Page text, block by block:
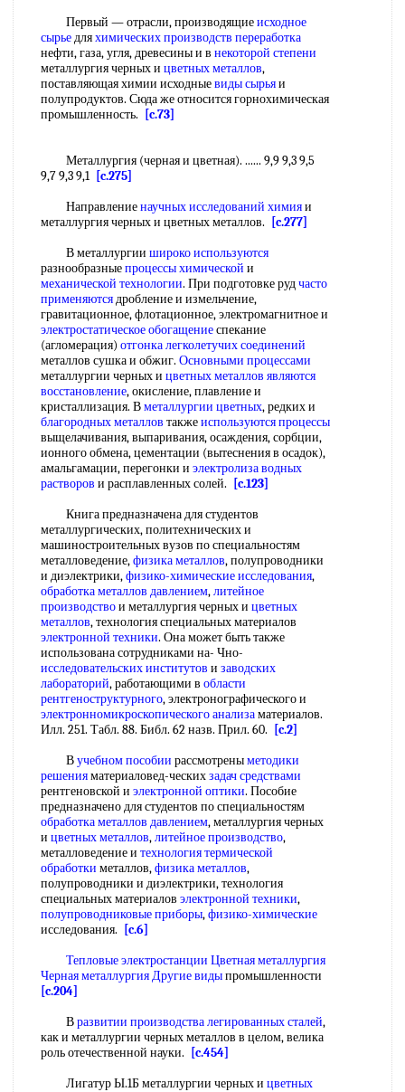
Первый — отрасли, производящиеисходное
сырьедляхимических производств переработка
нефти, газа, угля, древесины и в некоторой степени
металлургия черных и цветных металлов,
поставляющая химии исходныевиды сырьяи
полупродуктов. Сюда же относится горнохимическая
промышленность.
[c.73]
Металлургия (черная и цветная). ...... 9,9 9,3 9,5
9,7 9,3 9,1 [c.275]
Направлениенаучных исследований химияи
металлургия черных и цветных металлов.
[c.277]
В металлургии широко используются
разнообразныепроцессы химической и
механической технологии. При подготовке рудчасто
применяютсядробление и измельчение,
гравитационное, флотационное, электромагнитное и
электростатическое обогащениеспекание
(агломерация) отгонка легколетучих соединений
металлов сушка и обжиг. Основными процессами
металлургии черных и цветных металлов являются
восстановление, окисление, плавление и
кристаллизация. Вметаллургии цветных, редких и
благородных металлов такжеиспользуются процессы
выщелачивания, выпаривания, осаждения, сорбции,
ионного обмена, цементации (вытеснения в осадок),
амальгамации, перегонки и электролиза водных
растворов и расплавленных солей.
[c.123]
Книга предназначена для студентов
металлургических, политехнических и
машиностроительных вузов по специальностям
металловедение,физика металлов, полупроводники
и диэлектрики,физико-химические исследования,
обработка металлов давлением,литейное
производствои металлургия черных и цветных
металлов, технология специальных материалов
электронной техники. Она может быть также
использована сотрудниками на- Чно-
исследовательских институтов и заводских
лабораторий, работающими в области
рентгеноструктурного, электронографического и
электронномикроскопического анализаматериалов.
Илл. 251. Табл. 88. Библ. 62 назв. Прил. 60.
[c.2]
Вучебном пособии рассмотреныметодики
решенияматериаловед-ческихзадач средствами
рентгеновской и электронной оптики. Пособие
предназначено для студентов по специальностям
обработка металлов давлением, металлургия черных
и цветных металлов,литейное производство,
металловедение и технология термической
обработки металлов,физика металлов,
полупроводники и диэлектрики, технология
специальных материалов электронной техники,
полупроводниковые приборы,физико-химические
исследования.
[c.6]
Тепловые электростанции Цветная металлургия
Черная металлургияДругие видыпромышленности
[c.204]
Вразвитии производствалегированных сталей,
как и металлургии черных металлов в целом, велика
роль отечественной науки.
[c.454]
Лигатур Ы.1Б металлургии черных и цветных